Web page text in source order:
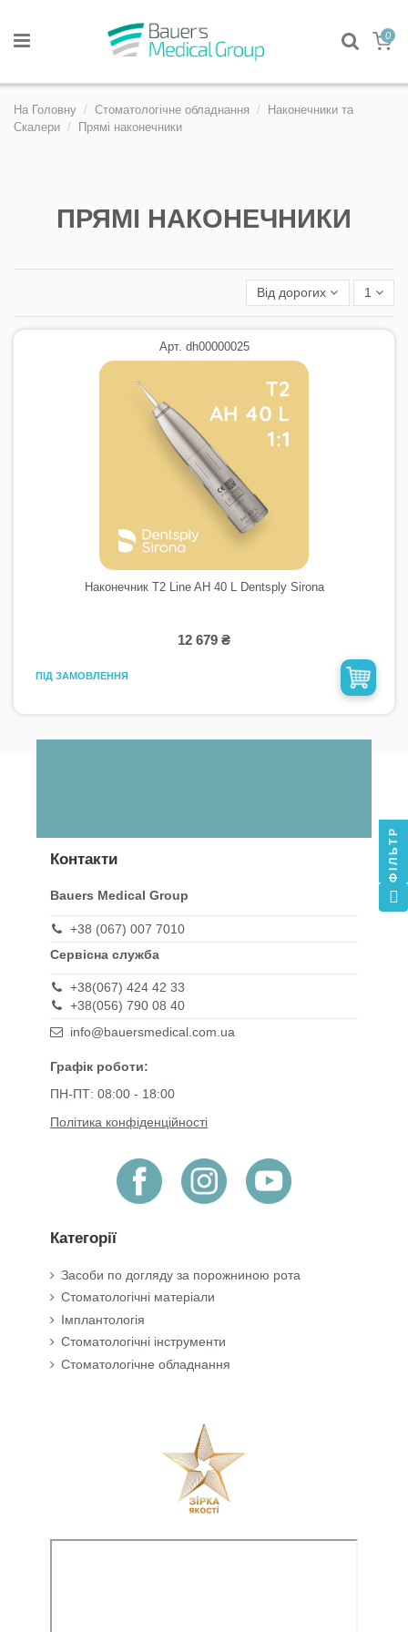
0
На Головну Стоматологічне обладнання
Наконечники та
Скалери
Прямі наконечники
ПРЯМІ НАКОНЕЧНИКИ
Від дорогих 1
Арт. dh00000025
Наконечник T2 Line AH 40 L Dentsply Sironа
12 679 ₴
ПІД ЗАМОВЛЕННЯ
Контакти
Bauers Medical Group
+38 (067) 007 7010
Сервісна служба
+38(067) 424 42 33
+38(056) 790 08 40
info@bauersmedical.com.ua
Графік роботи:
ПН-ПТ: 08:00 - 18:00
Політика конфіденційності
Категорії
Засоби по догляду за порожниною рота
Стоматологічні матеріали
Імплантологія
Стоматологічні інструменти
Стоматологічне обладнання
ФІЛЬТР